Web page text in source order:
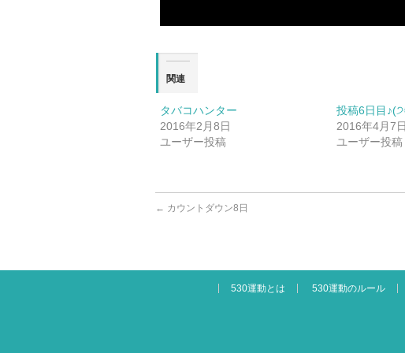
関連
タバコハンター
2016年2月8日
ユーザー投稿
投稿6日目
2016年4月7日
ユーザー投
← カウントダウン8日
530運動とは 530運動のルール